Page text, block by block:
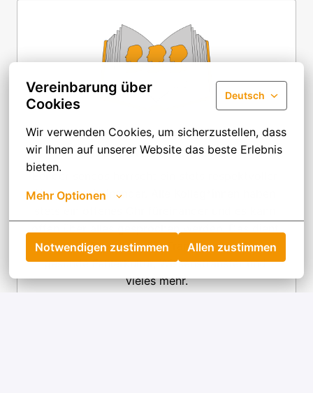
Vereinbarung über
Cookies
Deutsch
Wir verwenden Cookies, um sicherzustellen, dass
wir Ihnen auf unserer Website das beste Erlebnis
bieten.
Mehr Optionen
Notwendigen zustimmen Allen zustimmen
Offene Kommunikation
Bei der seneos herrscht ein stets respektvoller
Umgang miteinander. Alle Kolleg*innen haben
uns als Grundlage für Transparenz, eine
gesunde Fehlerkultur, Wissenstransfer und
vieles mehr.